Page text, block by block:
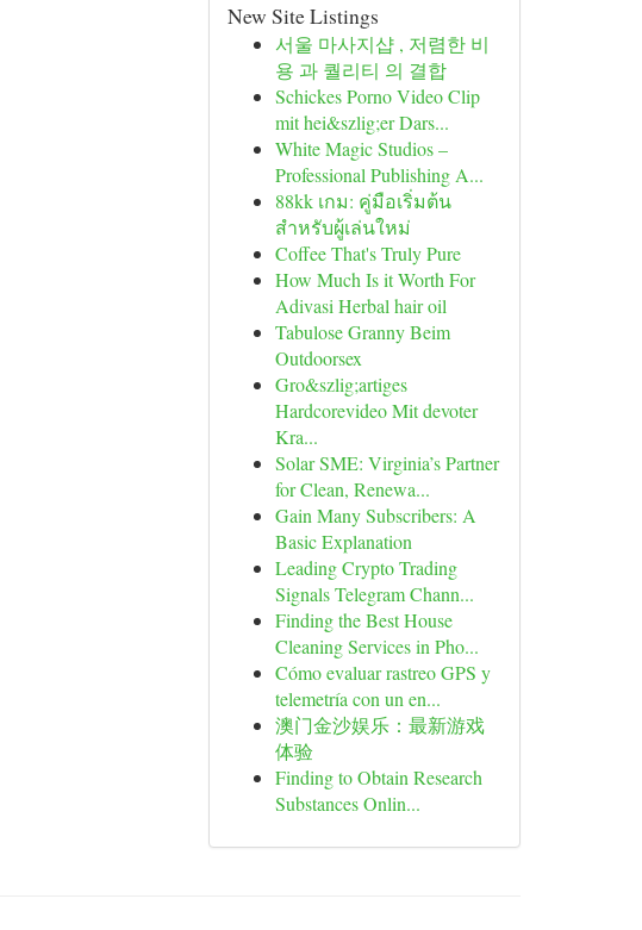
New Site Listings
서울 마사지샵 , 저렴한 비
용 과 퀄리티 의 결합
Schickes Porno Video Clip
mit hei&szlig;er Dars...
White Magic Studios –
Professional Publishing A...
88kk เกม: คู่มือเริ่มต้น
สำหรับผู้เล่นใหม่
Coffee That's Truly Pure
How Much Is it Worth For
Adivasi Herbal hair oil
Tabulose Granny Beim
Outdoorsex
Gro&szlig;artiges
Hardcorevideo Mit devoter
Kra...
Solar SME: Virginia’s Partner
for Clean, Renewa...
Gain Many Subscribers: A
Basic Explanation
Leading Crypto Trading
Signals Telegram Chann...
Finding the Best House
Cleaning Services in Pho...
Cómo evaluar rastreo GPS y
telemetría con un en...
澳门金沙娱乐：最新游戏
体验
Finding to Obtain Research
Substances Onlin...